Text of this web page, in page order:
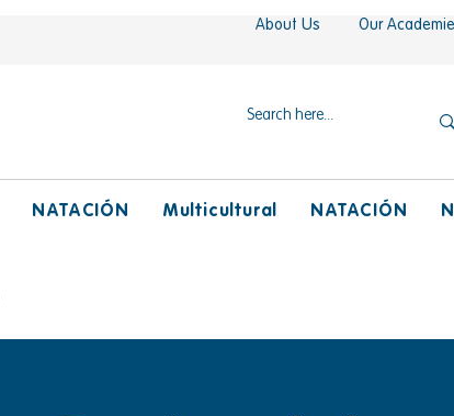
About Us Our
NATACIÓN Multicultural NATACIÓN